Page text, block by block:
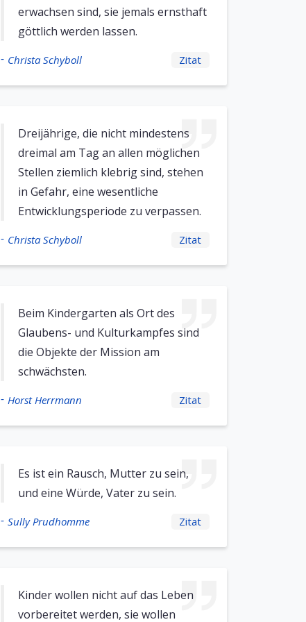
erwachsen sind, sie jemals ernsthaft
göttlich werden lassen.
- Christa Schyboll Zitat
Dreijährige, die nicht mindestens
dreimal am Tag an allen möglichen
Stellen ziemlich klebrig sind, stehen
in Gefahr, eine wesentliche
Entwicklungsperiode zu verpassen.
- Christa Schyboll Zitat
Beim Kindergarten als Ort des
Glaubens- und Kulturkampfes sind
die Objekte der Mission am
schwächsten.
- Horst Herrmann Zitat
Es ist ein Rausch, Mutter zu sein,
und eine Würde, Vater zu sein.
- Sully Prudhomme Zitat
Kinder wollen nicht auf das Leben
vorbereitet werden, sie wollen